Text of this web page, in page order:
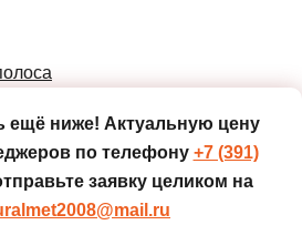
ещё ниже! Актуальную цену
по телефону +7 (391)
заявку целиком на